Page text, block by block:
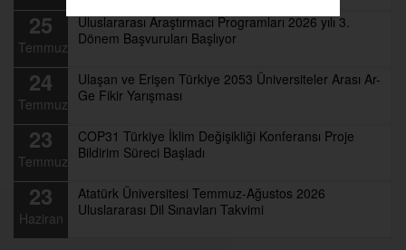
25
Temmuz
Uluslararası Araştırmacı Programları 2026 yılı 3.
Dönem Başvuruları Başlıyor
24
Temmuz
Ulaşan ve Erişen Türkiye 2053 Üniversiteler Arası Ar-
Ge Fikir Yarışması
23
Temmuz
COP31 Türkiye İklim Değişikliği Konferansı Proje
Bildirim Süreci Başladı
23
Haziran
Atatürk Üniversitesi Temmuz-Ağustos 2026
Uluslararası Dil Sınavları Takvimi